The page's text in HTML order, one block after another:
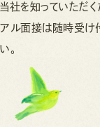
当社を知っていただく
アル面接は随時受け
い。